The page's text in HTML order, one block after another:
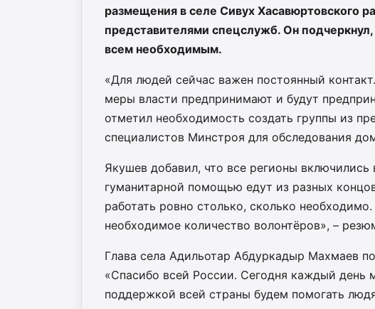
размещения в селе Сивух Хасавюртовского
представителями спецслужб. Он
всем необходимым.
«Для людей сейчас важен постоянный
меры власти предпринимают и будут
отметил необходимость создать группы из
специалистов Минстроя для обследования
Якушев добавил, что все регионы
гуманитарной помощью едут из разных
работать ровно столько, сколько
необходимое количество волонтёров», –
Глава села Адильотар Абдуркадыр Махмаев
«Спасибо всей России. Сегодня каждый день
поддержкой всей страны будем помогать